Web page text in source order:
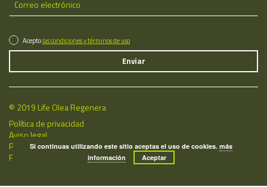
Aceptolas condiciones y términos de uso
© 2019 Life Olea Regenera
Política de privacidad
Aviso legal
Política de cookies
Fecha de última actualización: 08/08/2026
Si continuas utilizando este sitio aceptas el uso de cookies.más
información
Aceptar